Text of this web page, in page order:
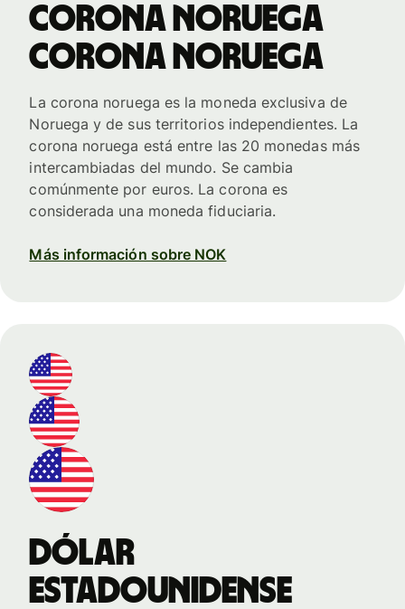
corona noruega
corona noruega
La corona noruega es la moneda exclusiva de
Noruega y de sus territorios independientes. La
corona noruega está entre las 20 monedas más
intercambiadas del mundo. Se cambia
comúnmente por euros. La corona es
considerada una moneda fiduciaria.
Más información sobre NOK
dólar
estadounidense